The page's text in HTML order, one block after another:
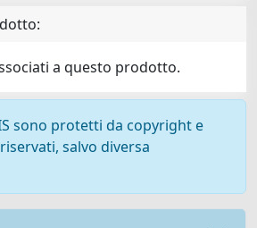
a questo prodotto.
sono protetti da copyright e
salvo diversa